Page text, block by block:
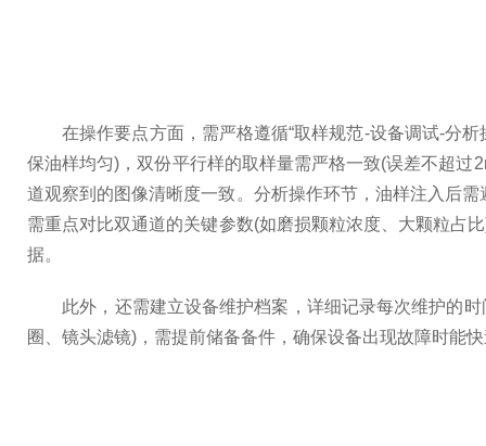
在操作要点方面，需严格遵循“取样规范-设备调试-分析
保油样均匀)，双份平行样的取样量需严格一致(误差不超
道观察到的图像清晰度一致。分析操作环节，油样注入后
需重点对比双通道的关键参数(如磨损颗粒浓度、大颗粒占
据。
此外，还需建立设备维护档案，详细记录每次维护的时
圈、镜头滤镜)，需提前储备备件，确保设备出现故障时能